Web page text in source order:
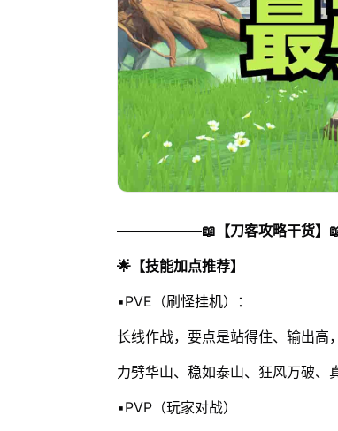
——————📖【刀客攻略干货
🌟【技能加点推荐】
▪️PVE（刷怪挂机）：
长线作战，要点是站得住、输出高
力劈华山、稳如泰山、狂风万破、
▪️PVP（玩家对战）